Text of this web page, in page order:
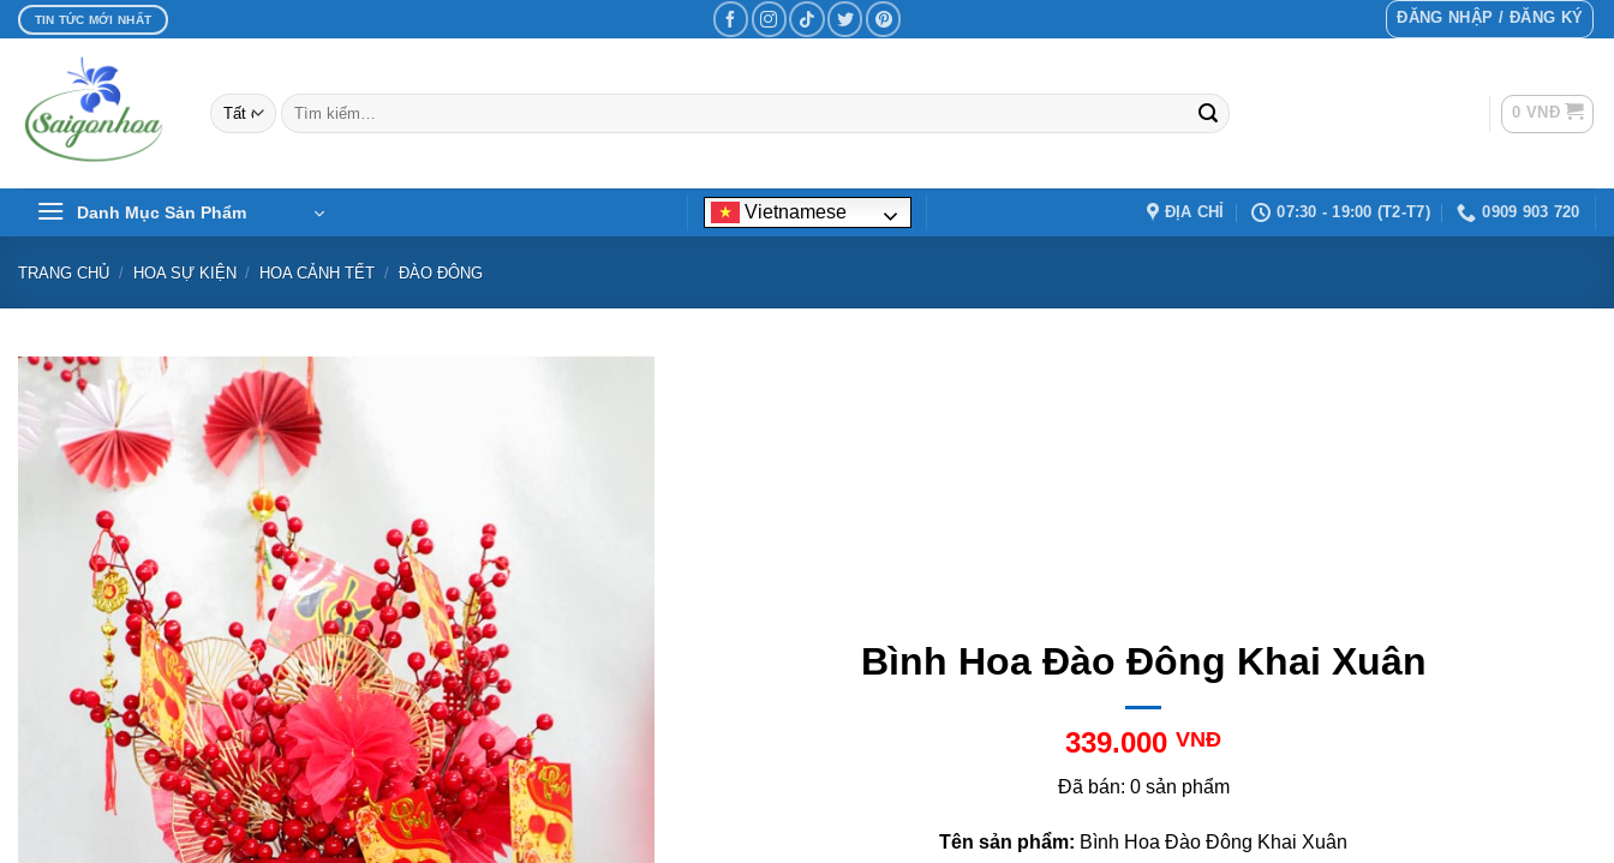
Bỏ
qua
dung
TIN TỨC MỚI NHẤT ĐĂNG NHẬP / ĐĂNG KÝ
Tìm
kiếm:
0 VNĐ
Danh Mục Sản Phẩm Vietnamese ĐỊA CHỈ 07:30 - 19:00 (T2-T7) 0909 903 720
TRANG CHỦ / HOA SỰ KIỆN / HOA CẢNH TẾT / ĐÀO ĐÔNG
Bình Hoa Đào Đông Khai Xuân
339.000 VNĐ
Đã bán: 0 sản phẩm
Tên sản phẩm: Bình Hoa Đào Đông Khai Xuân